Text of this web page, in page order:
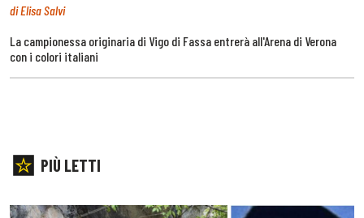
di Elisa Salvi
La campionessa originaria di Vigo di Fassa entrerà all'Arena di Verona
con i colori italiani
PIÙ LETTI